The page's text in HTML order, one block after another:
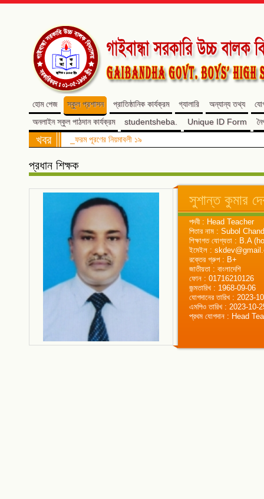
হোম পেজ স্কুল প্রশাসন প্রাতিষ্ঠানিক কার্যক্রম গ্যালারি অন্যান্য তথ্য
অনলাইন স্কুল পাঠদান কার্যক্রম
studentsheba. Unique ID Form
খবর _ফরম পূরণের নিয়মাবলী ১৯
প্রধান শিক্ষক
সুশান্ত কুমার
পদবী : Head Teacher
পিতার নাম : Subol
শিক্ষাগত যোগ্যতা : B.A
ইমেইল :
রক্তের গ্রুপ : B+
জাতীয়তা : বাংলাদেশি
ফোন : 01716210126
জন্মতারিখ : 1968-09-06
যোগদানের তারিখ : 2023-
এমপিও তারিখ : 2023-10-
প্রথম যোগদান : Head